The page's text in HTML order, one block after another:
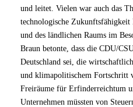
und leitet. Vielen war auch das
technologische Zukunftsfähigkeit
und des ländlichen Raums im
Braun betonte, dass die CDU/
Deutschland sei, die
und klimapolitischem Fortschritt
Freiräume für Erfinderreichtum
Unternehmen müssten von